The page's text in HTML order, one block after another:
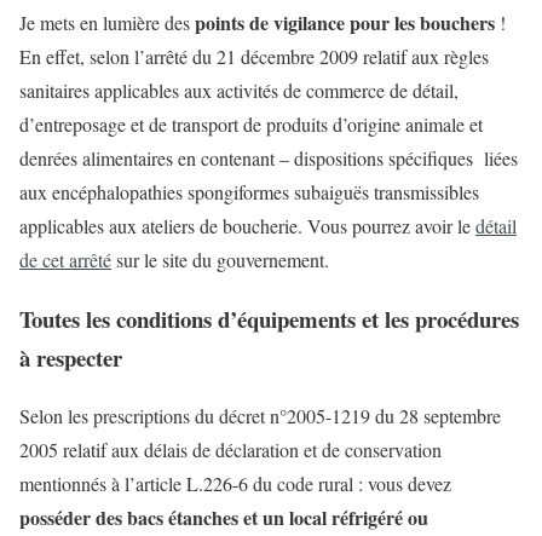
Je mets en lumière despoints de vigilance pour les bouchers !
En effet, selon l’arrêté du 21 décembre 2009 relatif aux règles
sanitaires applicables aux activités de commerce de détail,
d’entreposage et de transport de produits d’origine animale et
denrées alimentaires en contenant – dispositions spécifiques liées
aux encéphalopathies spongiformes subaiguës transmissibles
applicables aux ateliers de boucherie. Vous pourrez avoir ledétail
de cet arrêtésur le site du gouvernement.
Toutes les conditions d’équipements et les procédures
à respecter
Selon les prescriptions du décret n°2005-1219 du 28 septembre
2005 relatif aux délais de déclaration et de conservation
mentionnés à l’article L.226-6 du code rural : vous devez
posséder des bacs étanches et un local réfrigéré ou